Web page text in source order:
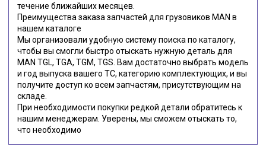
течение ближайших месяцев.
Преимущества заказа запчастей для грузовиков MAN в
нашем каталоге
Мы организовали удобную систему поиска по каталогу,
чтобы вы смогли быстро отыскать нужную деталь для
MAN TGL, TGA, TGM, TGS. Вам достаточно выбрать модель
и год выпуска вашего ТС, категорию комплектующих, и вы
получите доступ ко всем запчастям, присутствующим на
складе.
При необходимости покупки редкой детали обратитесь к
нашим менеджерам. Уверены, мы сможем отыскать то,
что необходимо